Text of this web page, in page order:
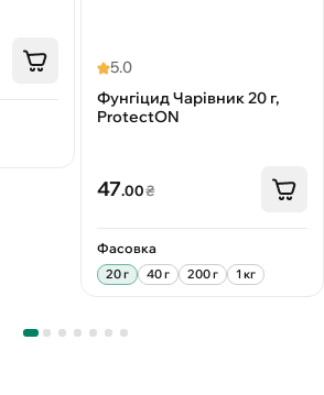
5.0
Фунгіцид Чарівник 20 г,
ProtectON
47.00₴
Фасовка
20 г 40 г 200 г 1 кг